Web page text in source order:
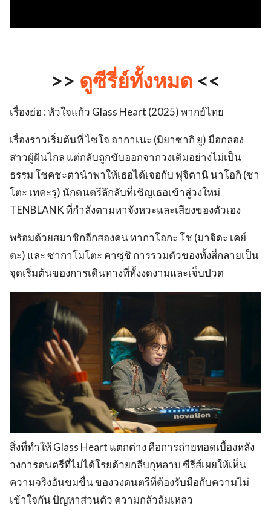
>> ดูซีรี่ย์ทั้งหมด <<
เรื่องย่อ : หัวใจแก้ว Glass Heart (2025) พากย์ไทย
เรื่องราวเริ่มต้นที่ ไซโจ อากาเนะ (มิยาซากิ ยู) มือกลอง
สาวผู้ฝันไกล แต่กลับถูกขับออกจากวงเดิมอย่างไม่เป็น
ธรรม โชคชะตานำพาให้เธอได้เจอกับ ฟุจิตานิ นาโอกิ (ซา
โตะ เทคะรุ) นักดนตรีลึกลับที่เชิญเธอเข้าสู่วงใหม่
TENBLANK ที่กำลังตามหาจังหวะและเสียงของตัวเอง
พร้อมด้วยสมาชิกอีกสองคน ทากาโอกะ โช (มาจิดะ เคย์
ตะ) และ ซากาโมโตะ คาซุชิ การรวมตัวของทั้งสี่กลายเป็น
จุดเริ่มต้นของการเดินทางที่ทั้งงดงามและเจ็บปวด
สิ่งที่ทำให้ Glass Heart แตกต่าง คือการถ่ายทอดเบื้องหลัง
วงการดนตรีที่ไม่ได้โรยด้วยกลีบกุหลาบ ซีรีส์เผยให้เห็น
ความจริงอันขมขื่น ของวงดนตรีที่ต้องรับมือกับความไม่
เข้าใจกัน ปัญหาส่วนตัว ความกลัวล้มเหลว